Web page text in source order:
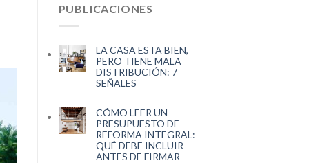
PUBLICACIONES
LA CASA ESTA BIEN,
PERO TIENE MALA
DISTRIBUCIÓN: 7
SEÑALES
CÓMO LEER UN
PRESUPUESTO DE
REFORMA INTEGRAL:
QUÉ DEBE INCLUIR
ANTES DE FIRMAR